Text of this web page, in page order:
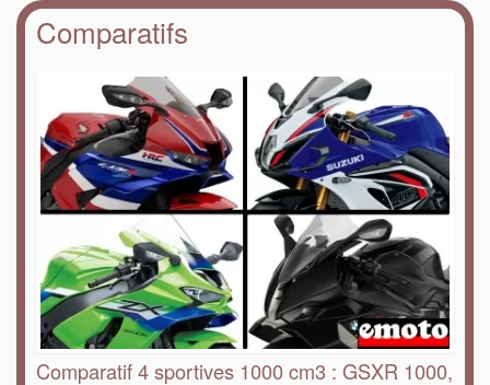
Comparatifs
Comparatif 4 sportives 1000 cm3 : GSXR 1000,